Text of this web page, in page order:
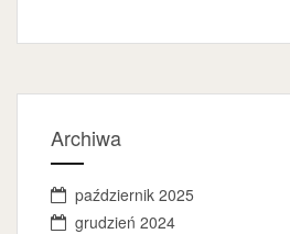
Archiwa
październik 2025
grudzień 2024